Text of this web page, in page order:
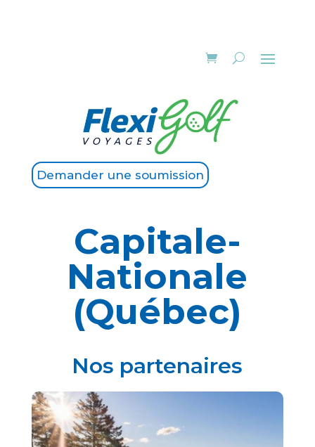
Demander une soumission
Capitale-
Nationale
(Québec)
Nos partenaires